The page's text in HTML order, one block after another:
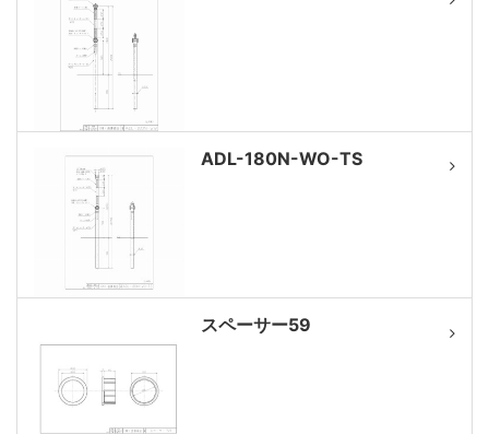
ADL-180N-WO-TS
スペーサー59